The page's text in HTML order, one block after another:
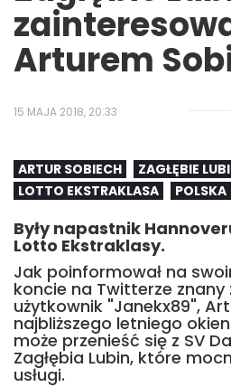
Arturem
15 MAJA 2018, 20:33
ARTUR SOBIECH ZAGŁĘBIE
LOTTO EKSTRAKLASA
POLSKA
Były napastnik
Lotto Ekstraklasy.
Jak poinformował na
koncie na Twitterze znany
użytkownik "Janekx89",
najbliższego letniego
może przenieść się z SV
Zagłębia Lubin, które
usługi.